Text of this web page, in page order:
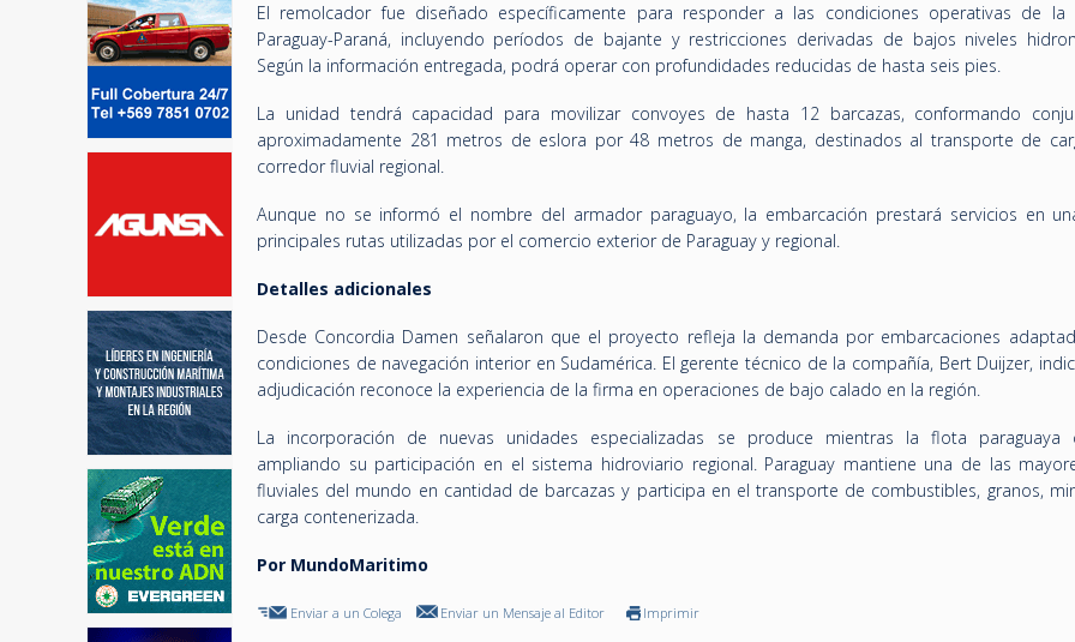
El remolcador fue diseñado específicamente para responder a las condiciones operativas de la
Paraguay-Paraná, incluyendo períodos de bajante y restricciones derivadas de bajos niveles
Según la información entregada, podrá operar con profundidades reducidas de hasta seis pies.
La unidad tendrá capacidad para movilizar convoyes de hasta 12 barcazas, conformando
aproximadamente 281 metros de eslora por 48 metros de manga, destinados al transporte de
corredor fluvial regional.
Aunque no se informó el nombre del armador paraguayo, la embarcación prestará servicios en
principales rutas utilizadas por el comercio exterior de Paraguay y regional.
Detalles adicionales
Desde Concordia Damen señalaron que el proyecto refleja la demanda por embarcaciones
condiciones de navegación interior en Sudamérica. El gerente técnico de la compañía, Bert Duijzer,
adjudicación reconoce la experiencia de la firma en operaciones de bajo calado en la región.
La incorporación de nuevas unidades especializadas se produce mientras la flota paraguaya
ampliando su participación en el sistema hidroviario regional. Paraguay mantiene una de las
fluviales del mundo en cantidad de barcazas y participa en el transporte de combustibles, granos,
carga contenerizada.
Por MundoMaritimo
Enviar a un Colega Enviar un Mensaje al Editor Imprimir